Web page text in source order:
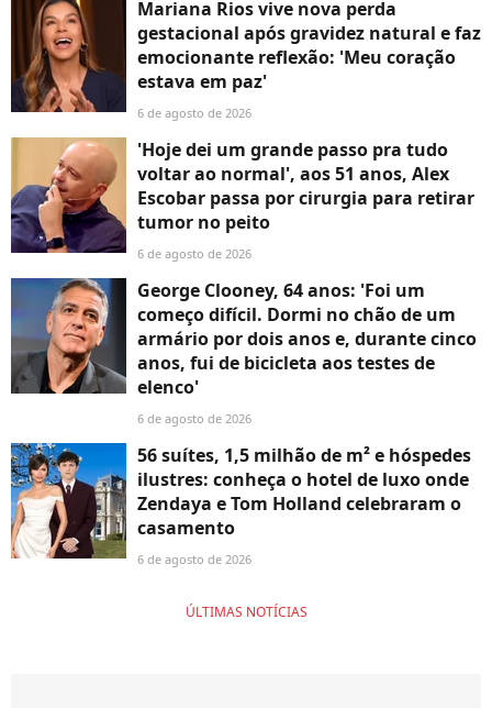
Mariana Rios vive nova perda
gestacional após gravidez natural e faz
emocionante reflexão: 'Meu coração
estava em paz'
6 de agosto de 2026
'Hoje dei um grande passo pra tudo
voltar ao normal', aos 51 anos, Alex
Escobar passa por cirurgia para retirar
tumor no peito
6 de agosto de 2026
George Clooney, 64 anos: 'Foi um
começo difícil. Dormi no chão de um
armário por dois anos e, durante cinco
anos, fui de bicicleta aos testes de
elenco'
6 de agosto de 2026
56 suítes, 1,5 milhão de m² e hóspedes
ilustres: conheça o hotel de luxo onde
Zendaya e Tom Holland celebraram o
casamento
6 de agosto de 2026
ÚLTIMAS NOTÍCIAS